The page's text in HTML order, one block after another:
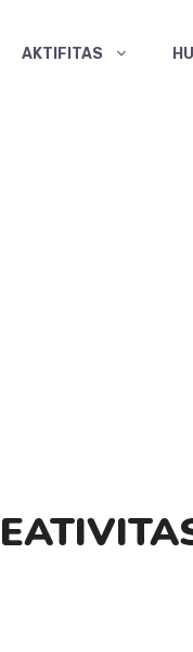
AKTIFITAS